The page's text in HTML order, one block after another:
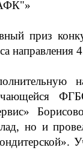
приз
направления
но и